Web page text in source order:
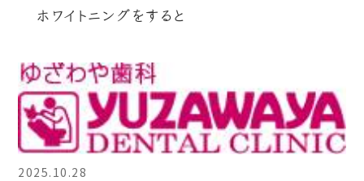
ホワイトニングをすると
2025.10.28